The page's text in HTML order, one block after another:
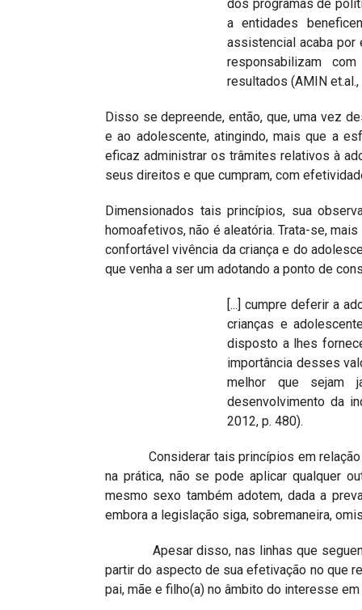
dos programas de
a entidades
assistencial acaba
responsabilizam
resultados (AMIN et.al.,
Disso se depreende, então, que, uma vez
e ao adolescente, atingindo, mais que a
eficaz administrar os trâmites relativos à
seus direitos e que cumpram, com
Dimensionados tais princípios, sua
homoafetivos, não é aleatória. Trata-se,
confortável vivência da criança e do
que venha a ser um adotando a ponto de
[...] cumpre deferir a
crianças e
disposto a lhes
importância desses
melhor que sejam
desenvolvimento da
2012, p. 480).
Considerar tais princípios em relação à
na prática, não se pode aplicar qualquer
mesmo sexo também adotem, dada a
embora a legislação siga, sobremaneira,
Apesar disso, nas linhas que seguem
partir do aspecto de sua efetivação no que
pai, mãe e filho(a) no âmbito do interesse em